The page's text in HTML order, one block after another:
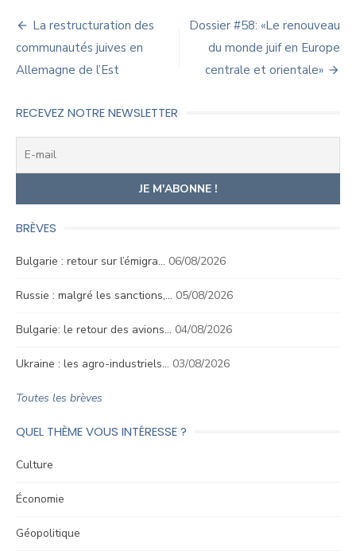
Navigation
de
l’article
La restructuration des
communautés juives en
Allemagne de l’Est
Dossier #58: «Le renouveau
du monde juif en Europe
centrale et orientale»
RECEVEZ NOTRE NEWSLETTER
BRÈVES
Bulgarie : retour sur l’émigra… 06/08/2026
Russie : malgré les sanctions,… 05/08/2026
Bulgarie: le retour des avions… 04/08/2026
Ukraine : les agro-industriels… 03/08/2026
Toutes les brèves
QUEL THÈME VOUS INTÉRESSE ?
Culture
Économie
Géopolitique